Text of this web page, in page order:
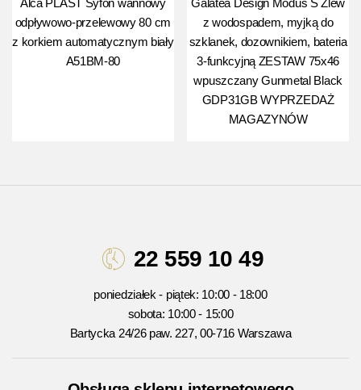
odpływowo-przelewowy 80 cm
z korkiem automatycznym biały
A51BM-80
z wodospadem, myjką do
szklanek, dozownikiem, bateria
3-funkcyjną ZESTAW 75x46
wpuszczany Gunmetal Black
GDP31GB WYPRZEDAŻ
MAGAZYNÓW
22 559 10 49
poniedziałek - piątek: 10:00 - 18:00
sobota: 10:00 - 15:00
Bartycka 24/26 paw. 227, 00-716 Warszawa